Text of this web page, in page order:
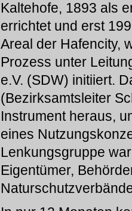
Kaltehofe, 1893 als
errichtet und erst
Areal der Hafencity,
Prozess unter
e.V. (SDW) initiiert.
(Bezirksamtsleiter
Instrument heraus,
eines
Lenkungsgruppe
Eigentümer,